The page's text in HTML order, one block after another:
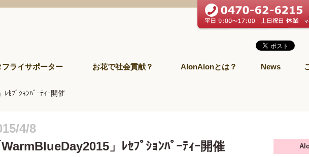
フライサポーター お花で社会貢献？ AlonAlonとは？ News
ｾﾌﾟｼｮﾝﾊﾟｰﾃｨｰ開催
4/8
」ﾚｾﾌﾟｼｮﾝﾊﾟｰﾃｨｰ開催